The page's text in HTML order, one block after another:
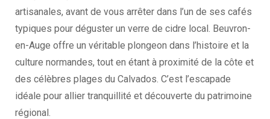
artisanales, avant de vous arrêter dans l’un de ses cafés
typiques pour déguster un verre de cidre local. Beuvron-
en-Auge offre un véritable plongeon dans l’histoire et la
culture normandes, tout en étant à proximité de la côte et
des célèbres plages du Calvados. C’est l’escapade
idéale pour allier tranquillité et découverte du patrimoine
régional.